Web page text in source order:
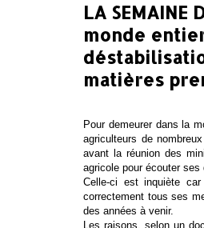
LA SEMAINE
monde
matières
Pour demeurer dans la
agriculteurs de
avant la réunion des
agricole pour écouter ses
Celle-ci est inquiète
correctement tous ses
des années à venir.
Les raisons, selon un